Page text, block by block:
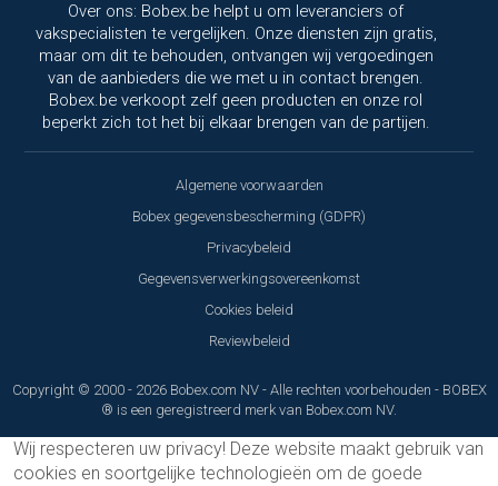
Over ons: Bobex.be helpt u om leveranciers of
vakspecialisten te vergelijken. Onze diensten zijn gratis,
maar om dit te behouden, ontvangen wij vergoedingen
van de aanbieders die we met u in contact brengen.
Bobex.be verkoopt zelf geen producten en onze rol
beperkt zich tot het bij elkaar brengen van de partijen.
Algemene voorwaarden
Bobex gegevensbescherming (GDPR)
Privacybeleid
Gegevensverwerkingsovereenkomst
Cookies beleid
Reviewbeleid
Copyright © 2000 - 2026 Bobex.com NV - Alle rechten voorbehouden - BOBEX
® is een geregistreerd merk van Bobex.com NV.
Wij respecteren uw privacy! Deze website maakt gebruik van
cookies en soortgelijke technologieën om de goede